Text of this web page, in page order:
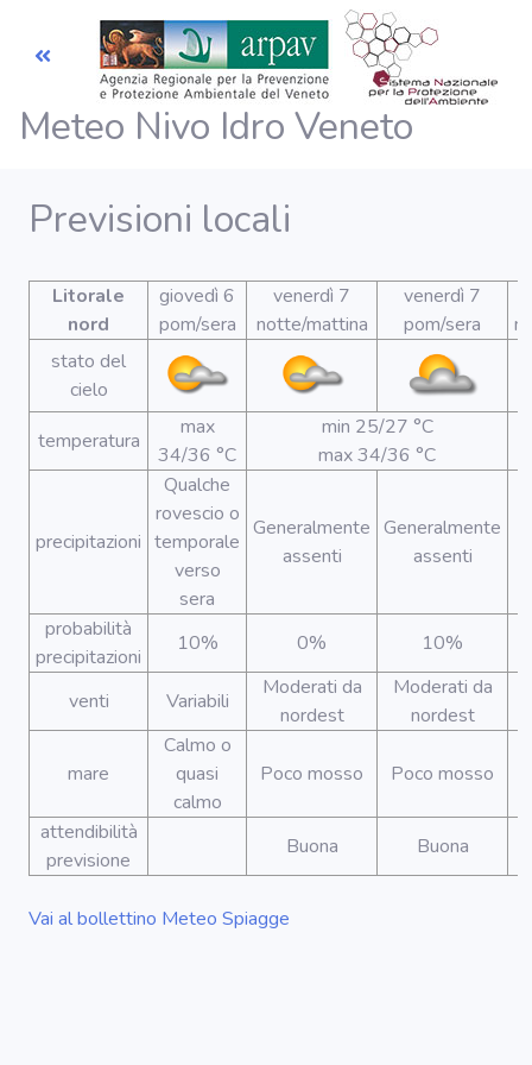
Telemisura
Dati e misure
Meteo Nivo Idro Veneto
Previsioni locali
Litorale
nord
giovedì 6
pom/sera
venerdì 7
notte/mattina
venerdì 7
pom/sera
stato del
cielo
temperatura
max
34/36 °C
min 25/27 °C
max 34/36 °C
precipitazioni
Qualche
rovescio o
temporale
verso
sera
Generalmente
assenti
Generalmente
assenti
probabilità
precipitazioni
10% 0% 10%
venti Variabili
Moderati da
nordest
Moderati da
nordest
mare
Calmo o
quasi
calmo
Poco mosso Poco mosso
attendibilità
previsione
Buona Buona
Vai al bollettino Meteo Spiagge